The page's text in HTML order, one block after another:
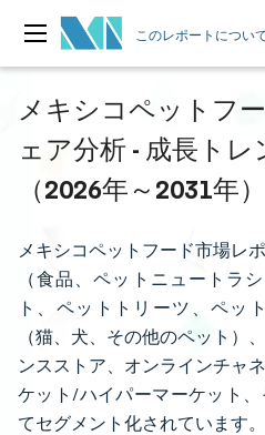
このレポートについ
メキシコペットフ
ェア分析 - 成長ト
（2026年～2031年）
メキシコペットフード市場レ
（食品、ペットニュートラ
ト、ペットトリーツ、ペッ
（猫、犬、その他のペット）
ンスストア、オンラインチャ
ケット/ハイパーマーケット
てセグメント化されています